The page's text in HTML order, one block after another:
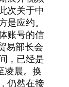
次关于中
应约。
账号的信
易部长会
，已经是
凌晨。换
仍然在接